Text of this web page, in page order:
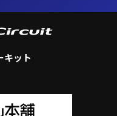
キット